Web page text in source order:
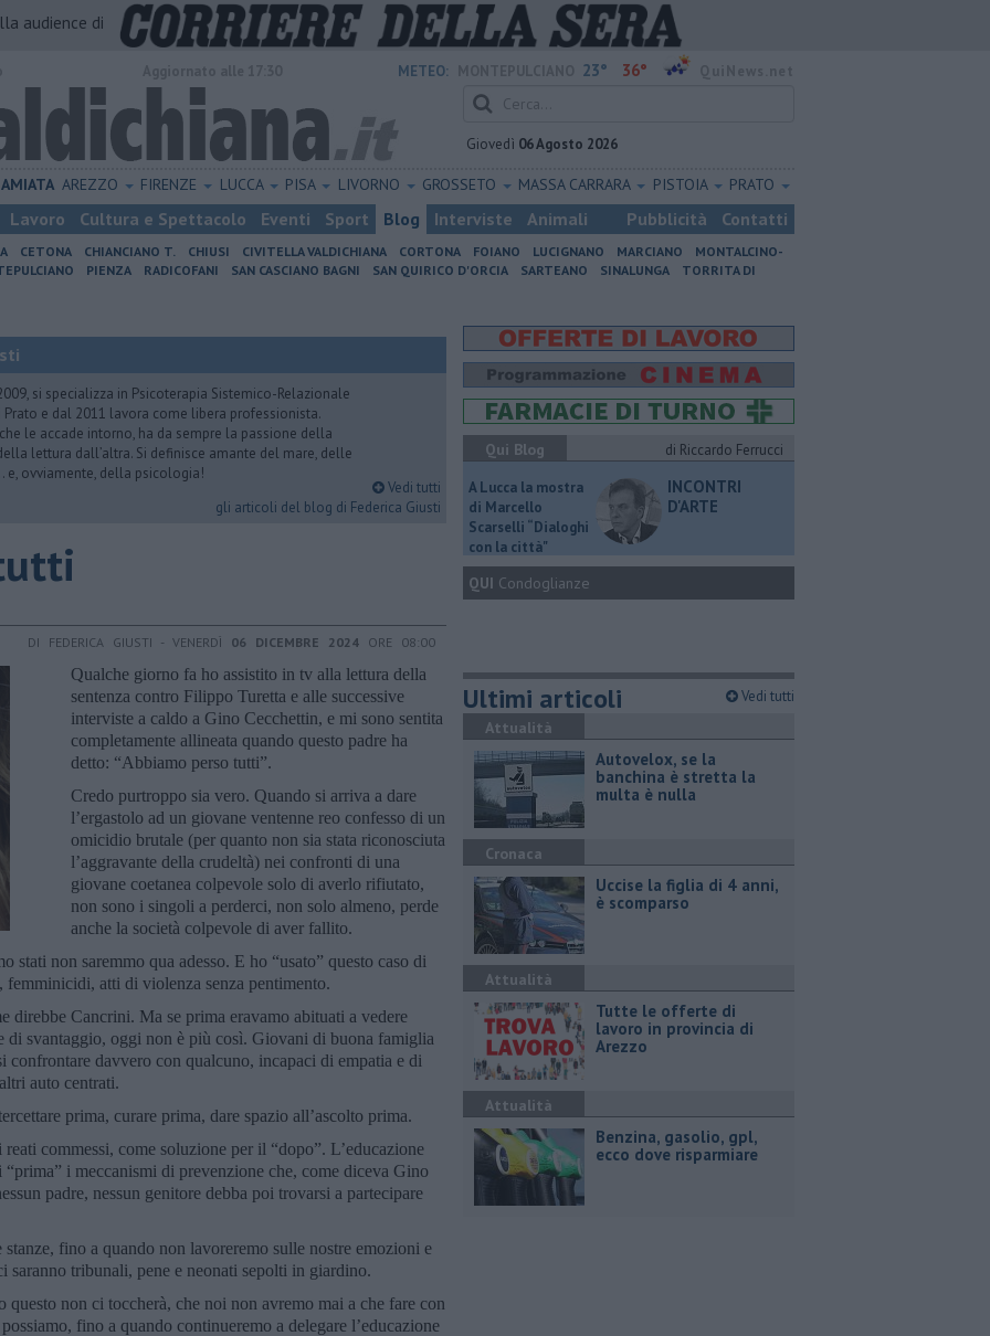
audience di
METEO: 23° 36°
Giovedì 06 Agosto 2026
AMIATA AREZZO FIRENZE LUCCA PISA LIVORNO GROSSETO MASSA CARRARA PISTOIA PRATO
Lavoro Cultura e Spettacolo Eventi Sport Blog Interviste Animali Pubblicità Contatti
CETONA CHIANCIANO T. CHIUSI CIVITELLA VALDICHIANA CORTONA FOIANO LUCIGNANO MARCIANO
MONTALCINO-
PIENZA RADICOFANI SAN CASCIANO BAGNI SAN QUIRICO D'ORCIA SARTEANO SINALUNGA
TORRITA DI
si specializza in Psicoterapia Sistemico-Relazionale
Prato e dal 2011 lavora come libera professionista.
le accade intorno, ha da sempre la passione della
lettura dall’altra. Si definisce amante del mare, delle
e, ovviamente, della psicologia!
Vedi tutti
gli articoli del blog di Federica Giusti
DI FEDERICA GIUSTI - VENERDÌ 06 DICEMBRE 2024 ORE 08:00
Qualche giorno fa ho assistito in tv alla lettura della
sentenza contro Filippo Turetta e alle successive
interviste a caldo a Gino Cecchettin, e mi sono sentita
completamente allineata quando questo padre ha
detto: “Abbiamo perso tutti”.
Credo purtroppo sia vero. Quando si arriva a dare
l’ergastolo ad un giovane ventenne reo confesso di un
omicidio brutale (per quanto non sia stata riconosciuta
l’aggravante della crudeltà) nei confronti di una
giovane coetanea colpevole solo di averlo rifiutato,
non sono i singoli a perderci, non solo almeno, perde
anche la società colpevole di aver fallito.
stati non saremmo qua adesso. E ho “usato” questo caso di
atti di violenza senza pentimento.
direbbe Cancrini. Ma se prima eravamo abituati a vedere
di svantaggio, oggi non è più così. Giovani di buona famiglia
confrontare davvero con qualcuno, incapaci di empatia e di
auto centrati.
prima, curare prima, dare spazio all’ascolto prima.
commessi, come soluzione per il “dopo”. L’educazione
i meccanismi di prevenzione che, come diceva Gino
padre, nessun genitore debba poi trovarsi a partecipare
fino a quando non lavoreremo sulle nostre emozioni e
saranno tribunali, pene e neonati sepolti in giardino.
questo non ci toccherà, che noi non avremo mai a che fare con
fino a quando continueremo a delegare l’educazione
Qui Blog
di Riccardo Ferrucci
A Lucca la mostra
di Marcello
Scarselli “Dialoghi
con la città"
INCONTRI
D'ARTE
QUI Condoglianze
Ultimi articoli Vedi tutti
Attualità
Autovelox, se la
banchina è stretta la
multa è nulla
Cronaca
Uccise la figlia di 4 anni,
è scomparso
Attualità
​Tutte le offerte di
lavoro in provincia di
Arezzo
Attualità
​Benzina, gasolio, gpl,
ecco dove risparmiare